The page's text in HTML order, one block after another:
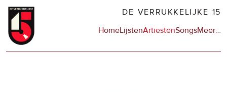
Overslaan
naar
DE VERRUKKELIJKE 15
Hoofdnavigatie
HomeLijstenArtiestenSongsMeerop
…